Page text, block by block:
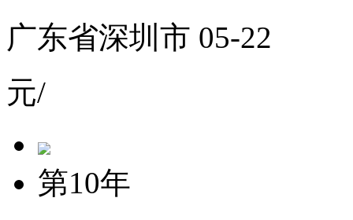
广东省深圳市 05-22
元/
第10年